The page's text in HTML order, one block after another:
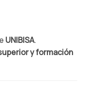
UNIBISA.
y formación